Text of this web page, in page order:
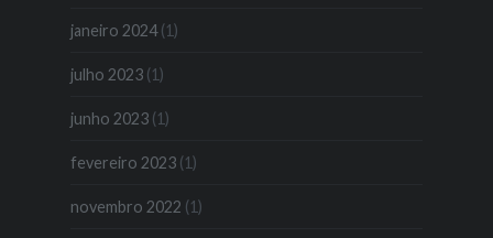
janeiro 2024(1)
julho 2023(1)
junho 2023(1)
fevereiro 2023(1)
novembro 2022 (1)